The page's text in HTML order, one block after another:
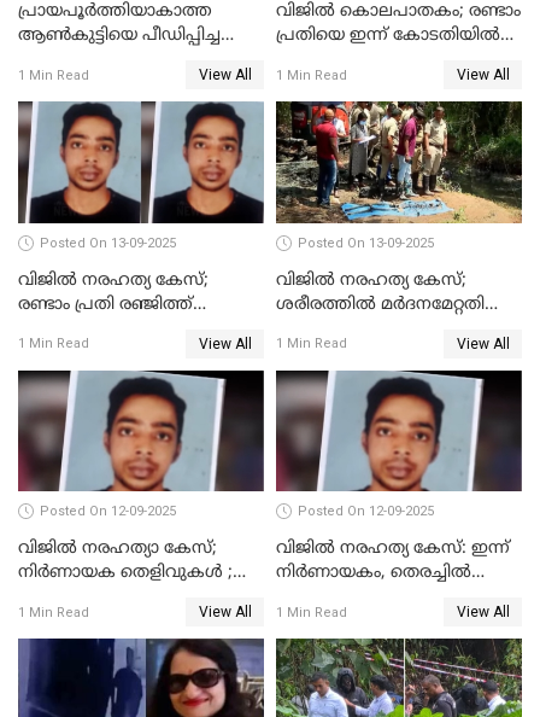
പ്രായപൂർത്തിയാകാത്ത
ആൺകുട്ടിയെ പീഡിപ്പിച്ച
അറസ്റ്റിൽ
1 Min Read View All
വിജിൽ കൊലപാതകം; രണ്ടാം
പ്രതിയെ ഇന്ന് കോടതിയിൽ
1 Min Read View All
Posted On 13-09-2025
വിജിൽ നരഹത്യ കേസ്;
രണ്ടാം പ്രതി രഞ്ജിത്ത്
1 Min Read View All
Posted On 13-09-2025
വിജില്‍ നരഹത്യ കേസ്;
ശരീരത്തില്‍ മര്‍ദനമേറ്റതിന്റെ
റിപ്പോർട്ട് പുറത്ത്
1 Min Read View All
Posted On 12-09-2025
വിജിൽ നരഹത്യാ കേസ്;
നിർണായക തെളിവുകൾ ;
താടിയെല്ലും ലഭിച്ചു
1 Min Read View All
Posted On 12-09-2025
വിജിൽ നരഹത്യ കേസ്: ഇന്ന്
നിർണായകം, തെരച്ചിൽ
1 Min Read View All